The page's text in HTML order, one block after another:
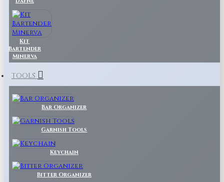
Kit
Bartender
Minerva
TOOLS
Bar Organizer
Garnish Tools
Keychain
Bitter Organizer